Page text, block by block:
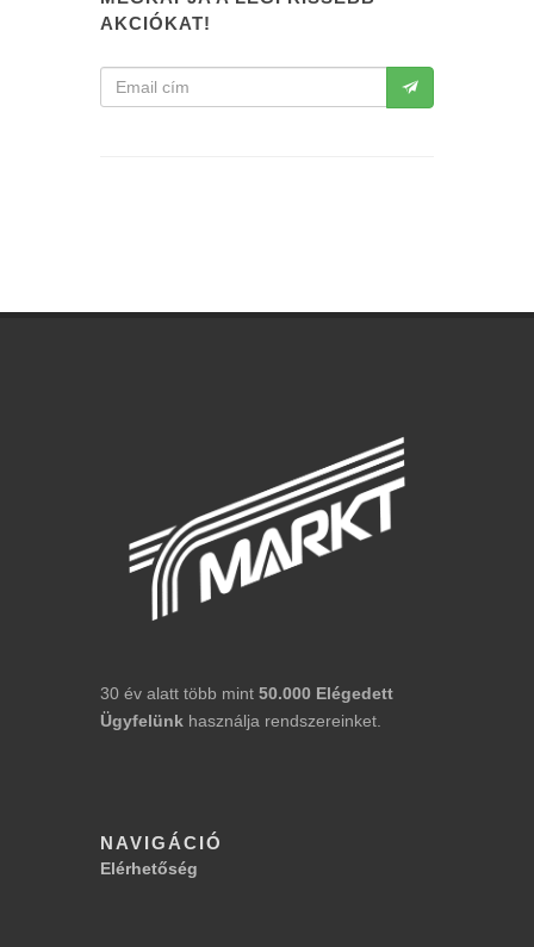
AKCIÓKAT!
30 év alatt több mint 50.000 Elégedett
Ügyfelünk használja rendszereinket.
NAVIGÁCIÓ
Elérhetőség